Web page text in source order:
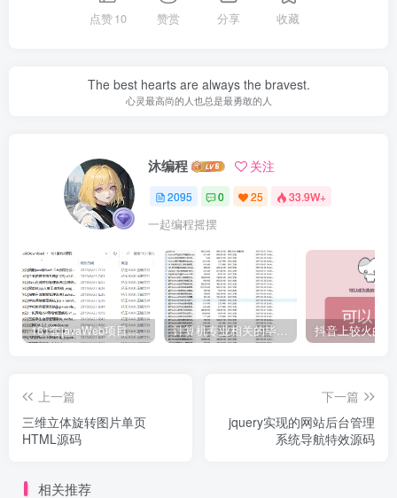
点赞10 赞赏 分享 收藏
The best hearts are always the bravest.
心灵最高尚的人也总是最勇敢的人
沐编程 关注
2095 0 25 33.9W+
一起编程摇摆
161套javaWeb项目源码免费分享 计算机专业相关的毕业设计论文合集免费下载
上一篇
三维立体旋转图片单页
HTML源码
下一篇
jquery实现的网站后台管理
系统导航特效源码
相关推荐